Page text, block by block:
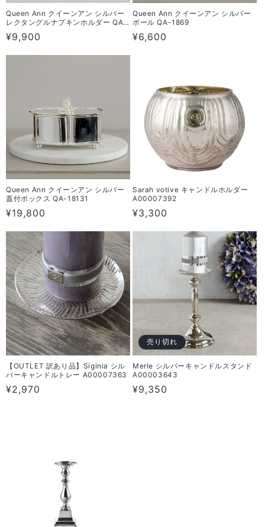
Queen Ann クイーンアン シルバー
レクタングルナプキンホルダー QA-
通
¥9,900
Queen Ann クイーンアン シルバー
ボール QA-1869
通
¥6,600
Queen Ann クイーンアン シルバー
蓋付ボックス QA-18131
通
価
格
¥19,800
Sarah votive キャンドルホルダー
A00007392
通
¥3,300
【OUTLET 訳あり品】Siginia シル
バーキャンドルトレー A00007363
通
¥2,970
売り切れ
Merle シルバーキャンドルスタンド
A00003643
通
¥9,350